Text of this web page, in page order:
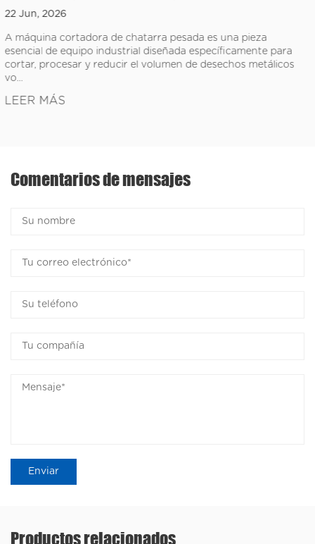
para
15 Jun, 2026
A máquina briquetadora de virutas de chatarra es una
solución industrial esencial que compacta virutas y
metal sueltas en briquetas densas y sólidas . ...
Comentarios de mensajes
Productos relacionados